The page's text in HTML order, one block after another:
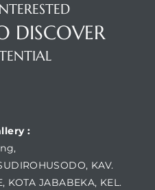
DISCOVER
:
KAV.
KOTA JABABEKA, KEL.